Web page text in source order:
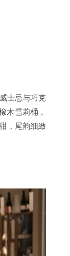
士忌与巧克
木雪莉桶，
，尾韵细緻